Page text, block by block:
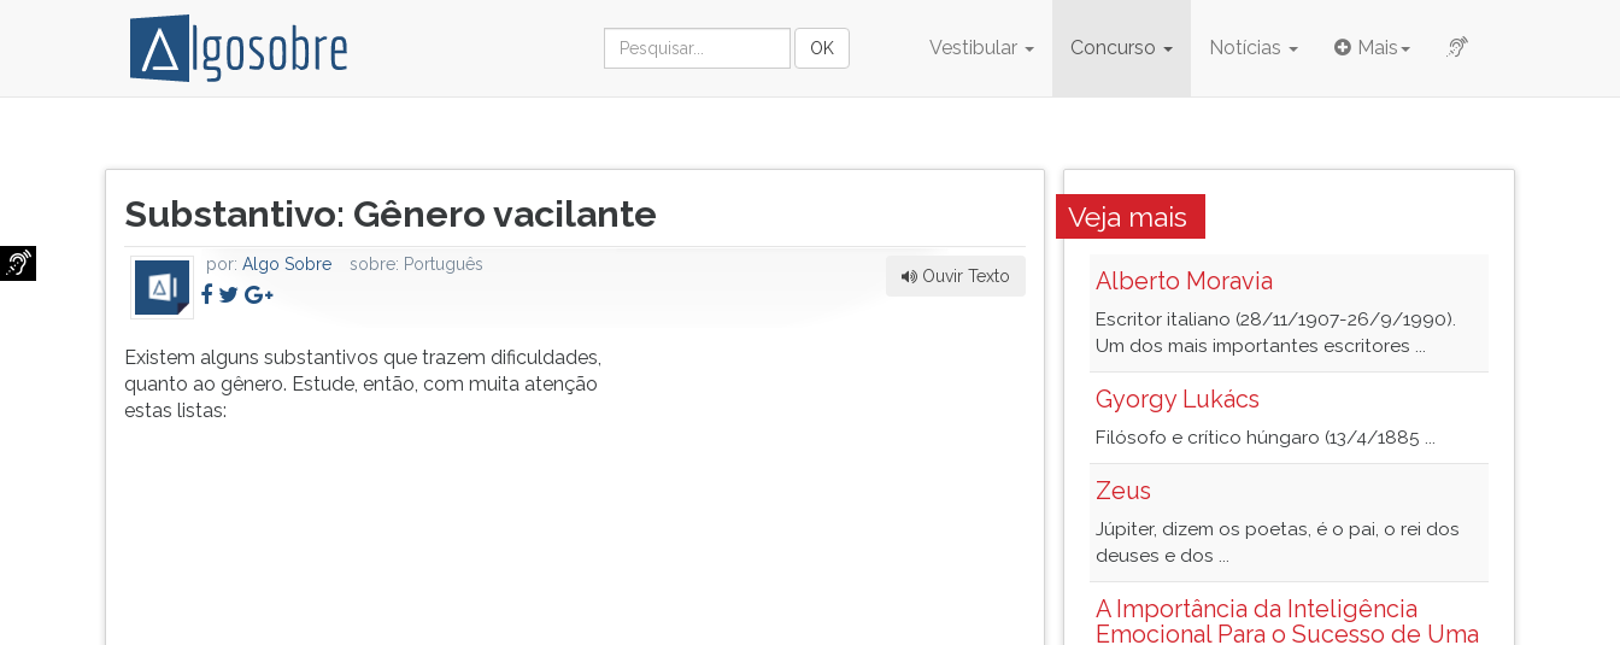
Vestibular Concurso Notícias Mais
trazem
dificuldades,
F
para
do
artigo:
Substantivo: Gênero vacilante
Ouvir Texto
por: Algo Sobre sobre: Português
Existem alguns substantivos que trazem dificuldades,
quanto ao gênero. Estude, então, com muita atenção
estas listas:
Veja mais
Alberto Moravia
Escritor italiano (28/11/1907-26/9/1990).
Um dos mais importantes escritores ...
Gyorgy Lukács
Filósofo e crítico húngaro (13/4/1885 ...
Zeus
Júpiter, dizem os poetas, é o pai, o rei dos
deuses e dos ...
A Importância da Inteligência
Emocional Para o Sucesso de Uma